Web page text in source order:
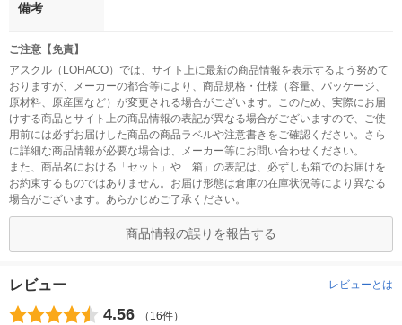
備考
ご注意【免責】
アスクル（LOHACO）では、サイト上に最新の商品情報を表示するよう努めて
おりますが、メーカーの都合等により、商品規格・仕様（容量、パッケージ、
原材料、原産国など）が変更される場合がございます。このため、実際にお届
けする商品とサイト上の商品情報の表記が異なる場合がございますので、ご使
用前には必ずお届けした商品の商品ラベルや注意書きをご確認ください。さら
に詳細な商品情報が必要な場合は、メーカー等にお問い合わせください。
また、商品名における「セット」や「箱」の表記は、必ずしも箱でのお届けを
お約束するものではありません。お届け形態は倉庫の在庫状況等により異なる
場合がございます。あらかじめご了承ください。
商品情報の誤りを報告する
レビュー レビューとは
4.56 （16件）